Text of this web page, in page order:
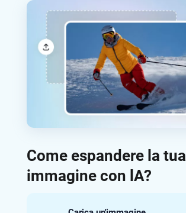
Come espandere la tua
immagine con lA?